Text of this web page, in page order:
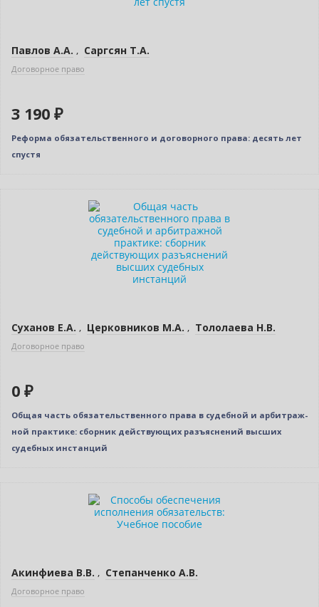
Павлов А.А. , Саргсян Т.А.
Договорное право
3 190 ₽
Реформа обязательственного и договорного права: десять лет
спустя
Суханов Е.А. , Церковников М.А. , Тололаева Н.В.
Договорное право
0 ₽
Общая часть обязательственного права в судебной и арбитраж­
ной практике: сборник действующих разъяснений высших
судебных инстанций
Акинфиева В.В. , Степанченко А.В.
Договорное право